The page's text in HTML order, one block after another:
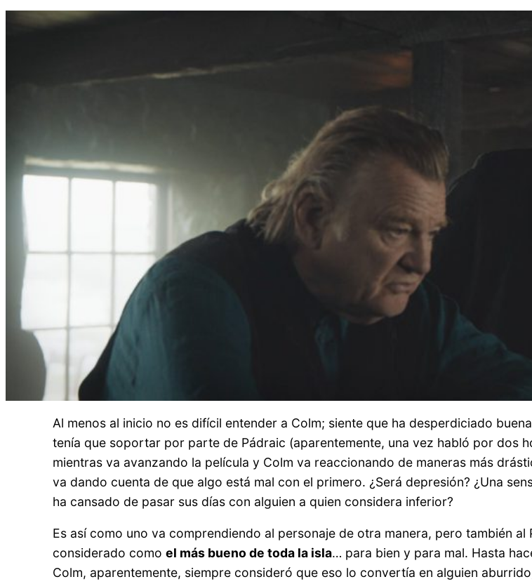
Al menos al inicio no es difícil entender a Colm; siente que ha desperdiciado
tenía que soportar por parte de Pádraic (aparentemente, una vez habló por dos
mientras va avanzando la película y Colm va reaccionando de maneras más
va dando cuenta de que algo está mal con el primero. ¿Será depresión? ¿Una
ha cansado de pasar sus días con alguien a quien considera inferior?
Es así como uno va comprendiendo al personaje de otra manera, pero también
considerado comoel más bueno de toda la isla… para bien y para mal. Hasta
Colm, aparentemente, siempre consideró que eso lo convertía en alguien